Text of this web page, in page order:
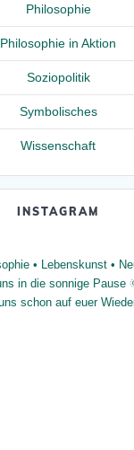
Philosophie
Philosophie in Aktion
Soziopolitik
Symbolisches
Wissenschaft
INSTAGRAM